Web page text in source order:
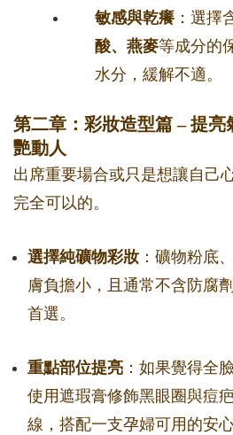
敏感與乾癢 ：選擇
酸、燕麥等成分的
水分，緩解不適。
第二章：彩妝造型篇 – 提亮
艷動人
出席重要場合或只是想讓自己
完全可以的。
選擇純礦物彩妝 ：礦物粉底
膚負擔小，且通常不含防腐
首選。
重點部位提亮 ：如果覺得全
使用遮瑕膏修飾黑眼圈與痘
線，搭配一支孕婦可用的安